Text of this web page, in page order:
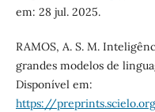
em: 28 jul. 2025.
RAMOS, A. S. M.
grandes modelos de
Disponível em:
https://